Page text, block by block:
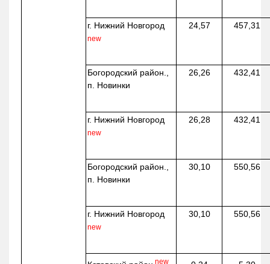
г. Нижний Новгород
new
24,57 457,31
Богородский район.,
п. Новинки
26,26 432,41
г. Нижний Новгород
new
26,28 432,41
Богородский район.,
п. Новинки
30,10 550,56
г. Нижний Новгород
new
30,10 550,56
new